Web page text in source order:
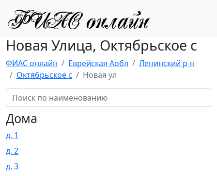
Новая Улица, Октябрьское с
ФИАС онлайн Еврейская Аобл
Ленинский р-н
Октябрьское с
Новая ул
Дома
д. 1
д. 2
д. 3